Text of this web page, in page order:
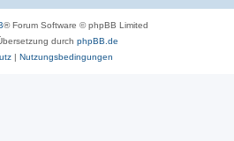
® Forum Software © phpBB Limited
durch phpBB.de
| Nutzungsbedingungen